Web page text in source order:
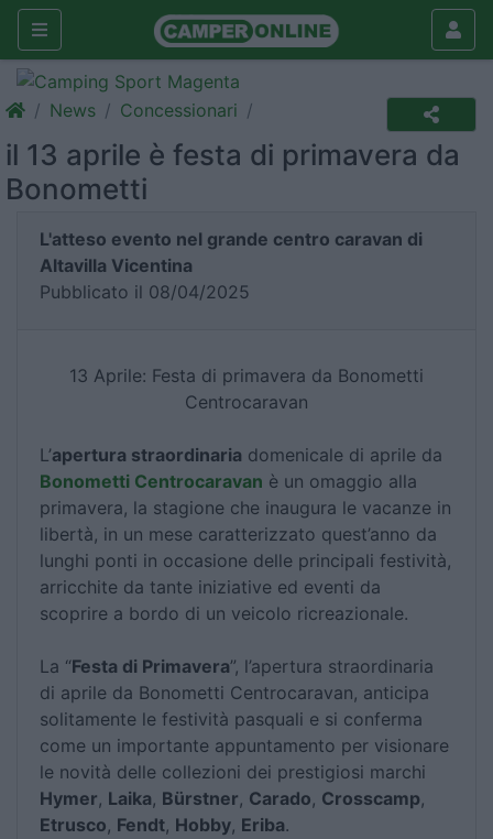
News Concessionari
il 13 aprile è festa di primavera da
Bonometti
L'atteso evento nel grande centro caravan di
Altavilla Vicentina
Pubblicato il 08/04/2025
13 Aprile: Festa di primavera da Bonometti
Centrocaravan
L’apertura straordinaria domenicale di aprile da
Bonometti Centrocaravan è un omaggio alla
primavera, la stagione che inaugura le vacanze in
libertà, in un mese caratterizzato quest’anno da
lunghi ponti in occasione delle principali festività,
arricchite da tante iniziative ed eventi da
scoprire a bordo di un veicolo ricreazionale.
La “Festa di Primavera”, l’apertura straordinaria
di aprile da Bonometti Centrocaravan, anticipa
solitamente le festività pasquali e si conferma
come un importante appuntamento per visionare
le novità delle collezioni dei prestigiosi marchi
Hymer, Laika, Bürstner, Carado, Crosscamp,
Etrusco, Fendt, Hobby, Eriba.